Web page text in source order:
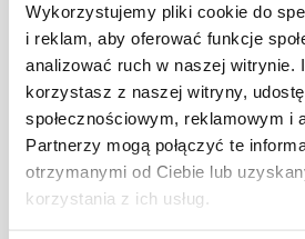
Wykorzystujemy pliki cookie do
i reklam, aby oferować funkcje
analizować ruch w naszej witrynie.
korzystasz z naszej witryny,
społecznościowym, reklamowym i
Partnerzy mogą połączyć te
otrzymanymi od Ciebie lub
korzystania z ich usług.
W każdym z salonów mebli Bodzio
aranżacji mebli, a nasi pracownicy
programu Planer 3D bezpłatnie
przygotują kompleksową
pomieszczenia wraz z wyceną.
złożone w sklepie stacjonarnym
roboczych na terenie całej Polski.